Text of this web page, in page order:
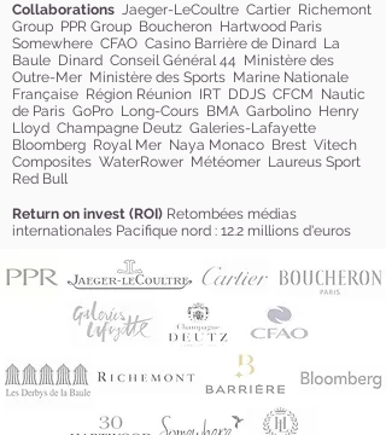
Collaborations Jaeger-LeCoultre Cartier Richemont
Group PPR Group Boucheron Hartwood Paris
Somewhere CFAO Casino Barrière de Dinard La
Baule Dinard Conseil Général 44 Ministère des
Outre-Mer Ministère des Sports Marine Nationale
Française Région Réunion IRT DDJS CFCM Nautic
de Paris GoPro Long-Cours BMA Garbolino Henry
Lloyd Champagne Deutz Galeries-Lafayette
Bloomberg Royal Mer Naya Monaco Brest Vitech
Composites WaterRower Météomer Laureus Sport
Red Bull
Return on invest (ROI) Retombées médias
internationales Pacifique nord : 12.2 millions d'euros